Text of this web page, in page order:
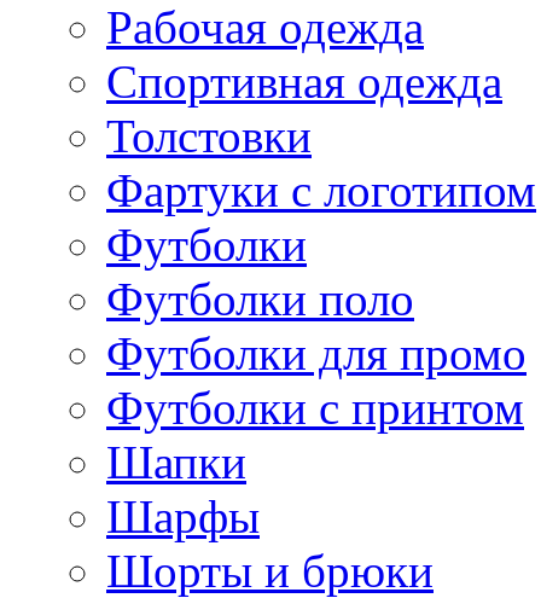
Рабочая одежда
Спортивная одежда
Толстовки
Фартуки с логотипом
Футболки
Футболки поло
Футболки для промо
Футболки с принтом
Шапки
Шарфы
Шорты и брюки